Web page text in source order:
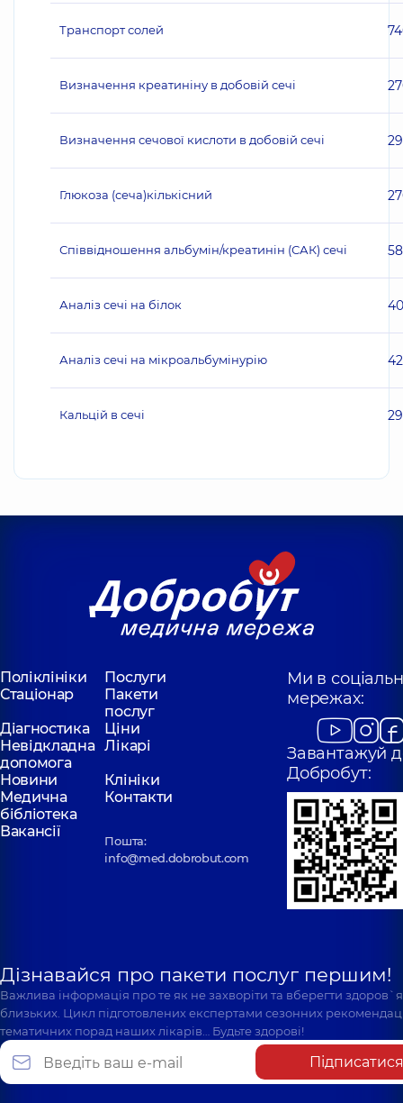
Транспорт солей
Визначення креатиніну в добовій сечі
Визначення сечової кислоти в добовій сечі
Глюкоза (сеча)кількісний
Співвідношення альбумін/креатинін (САК) сечі
Аналіз сечі на білок
Аналіз сечі на мікроальбумінурію
Кальцій в сечі
Поліклініки
Послуги
Стаціонар
Пакети
послуг
Діагностика
Ціни
Невідкладна
допомога
Лікарі
Новини
Клініки
Медична
бібліотека
Контакти
Вакансії
Пошта:
info@med.dobrobut.com
Ми в
мережах:
Завантажуй
Добробут:
Дізнавайся про пакети послуг першим!
Важлива інформація про те як не захворіти та вберегти
близьких. Цикл підготовлених експертами сезонних
тематичних порад наших лікарів… Будьте здорові!
Підписатися